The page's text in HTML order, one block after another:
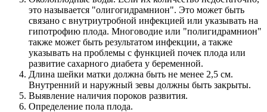
это называется "олигогидрамнион". Это может быть
связано с внутриутробной инфекцией или указывать на
гипотрофию плода. Многоводие или "полигидрамнион"
также может быть результатом инфекции, а также
указывать на проблемы с функцией почек плода или
развитие сахарного диабета у беременной.
Длина шейки матки должна быть не менее 2,5 см.
Внутренний и наружный зевы должны быть закрыты.
Выявление наличия пороков развития.
Определение пола плода.